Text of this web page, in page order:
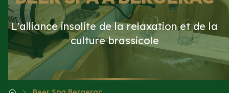
L'alliance insolite de la relaxation et de la
culture brassicole